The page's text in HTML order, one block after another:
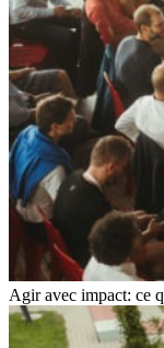
Agir avec impact: ce